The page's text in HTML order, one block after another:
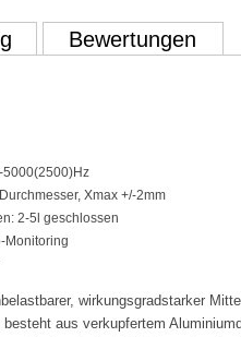
Bewertungen
5000(2500)Hz
Xmax +/-2mm
2-5l geschlossen
Monitoring
wirkungsgradstarker
aus verkupfertem